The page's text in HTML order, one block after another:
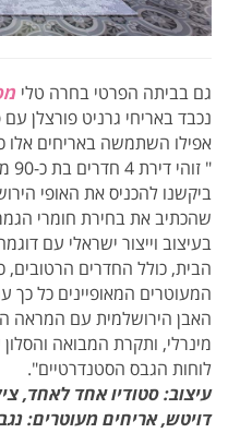
גם בביתה הפרטי בחרה טלי
נכבד באריחי גרניט פורצלן
אפילו השתמשה באריחים אלו
"
ביקשנו להכניס את האופי
בעיצוב וייצור ישראלי עם
הבית, כולל החדרים הרטובים,
המעוטרים המאופיינים כל כך
האבן הירושלמית עם המראה
לוחות הגבס הסטנדרטיים".
עיצוב: סטודיו אחד לאחד,
דויטש, אריחים מעוטרים: